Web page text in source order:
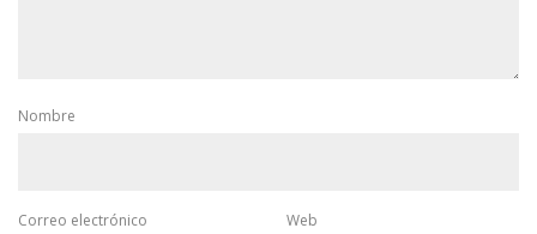
Nombre
Correo electrónico Web